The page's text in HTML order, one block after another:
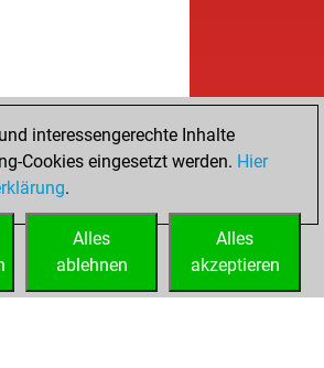
interessengerechte Inhalte
Cookies eingesetzt werden. Hier
.
Alles
akzeptieren
Alles
ablehnen